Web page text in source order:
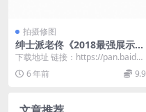
拍摄修图
绅士派老佟《2018最强展示面
教程》
下载地址 链接：https://pan.baidu.
com/s/1bXApBiJ...
6 年前 9.9